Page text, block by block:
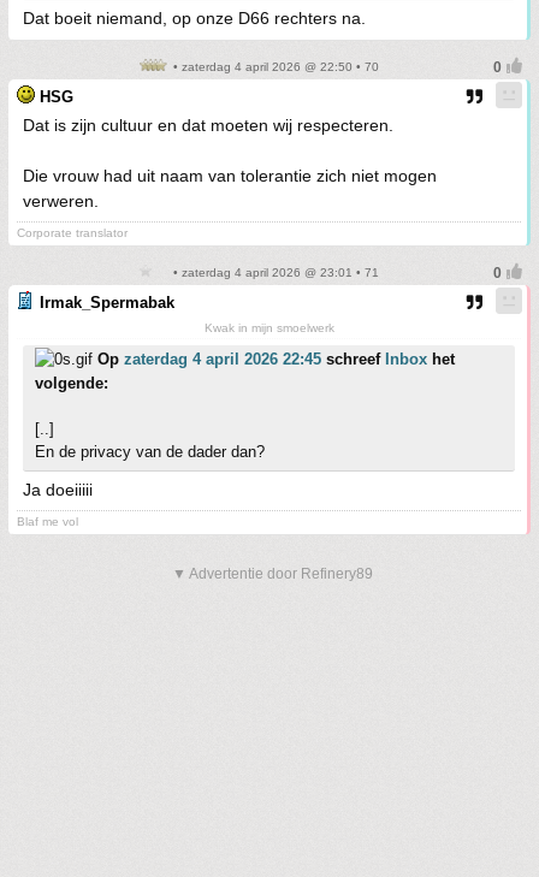
Dat boeit niemand, op onze D66 rechters na.
• zaterdag 4 april 2026 @ 22:50 • 70
HSG
Dat is zijn cultuur en dat moeten wij respecteren.
Die vrouw had uit naam van tolerantie zich niet mogen
verweren.
Corporate translator
• zaterdag 4 april 2026 @ 23:01 • 71
Irmak_Spermabak
Kwak in mijn smoelwerk
Op zaterdag 4 april 2026 22:45 schreef Inbox het
volgende:
[..]
En de privacy van de dader dan?
Ja doeiiiii
Blaf me vol
▼ Advertentie door Refinery89